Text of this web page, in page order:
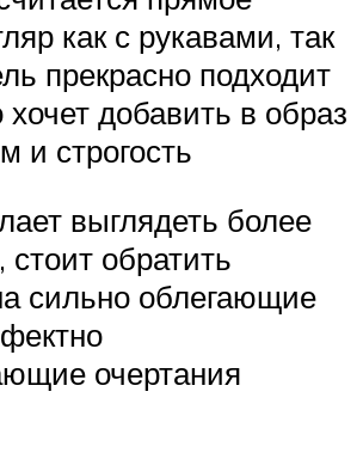
как с рукавами, так
прекрасно подходит
хочет добавить в образ
и строгость
выглядеть более
стоит обратить
сильно облегающие
очертания